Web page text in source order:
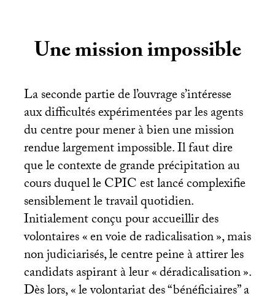
Une mission impossible
La seconde partie de l’ouvrage s’intéresse
aux difficultés expérimentées par les agents
du centre pour mener à bien une mission
rendue largement impossible. Il faut dire
que le contexte de grande précipitation au
cours duquel leCPICest lancé complexifie
sensiblement le travail quotidien.
Initialement conçu pour accueillir des
volontaires «en voie de radicalisation», mais
non judiciarisés, le centre peine à attirer les
candidats aspirant à leur «déradicalisation».